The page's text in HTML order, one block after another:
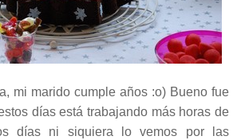
mi marido cumple años :o) Bueno fue
días está trabajando más horas de
días ni siquiera lo vemos por las